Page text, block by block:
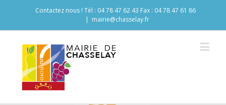
Contactez nous ! Tél : 04 78 47 62 43 Fax : 04 78 47 61 86
| mairie@chasselay.fr